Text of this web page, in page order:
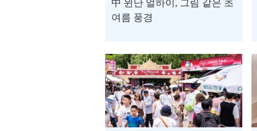
中 윈난 얼하이, 그림 같은 초
여름 풍경